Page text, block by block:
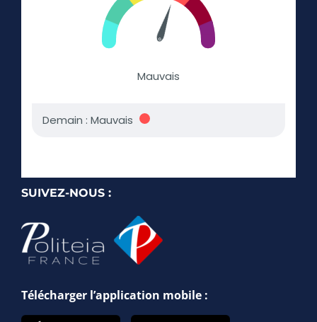
SUIVEZ-NOUS :
Télécharger l’application mobile :